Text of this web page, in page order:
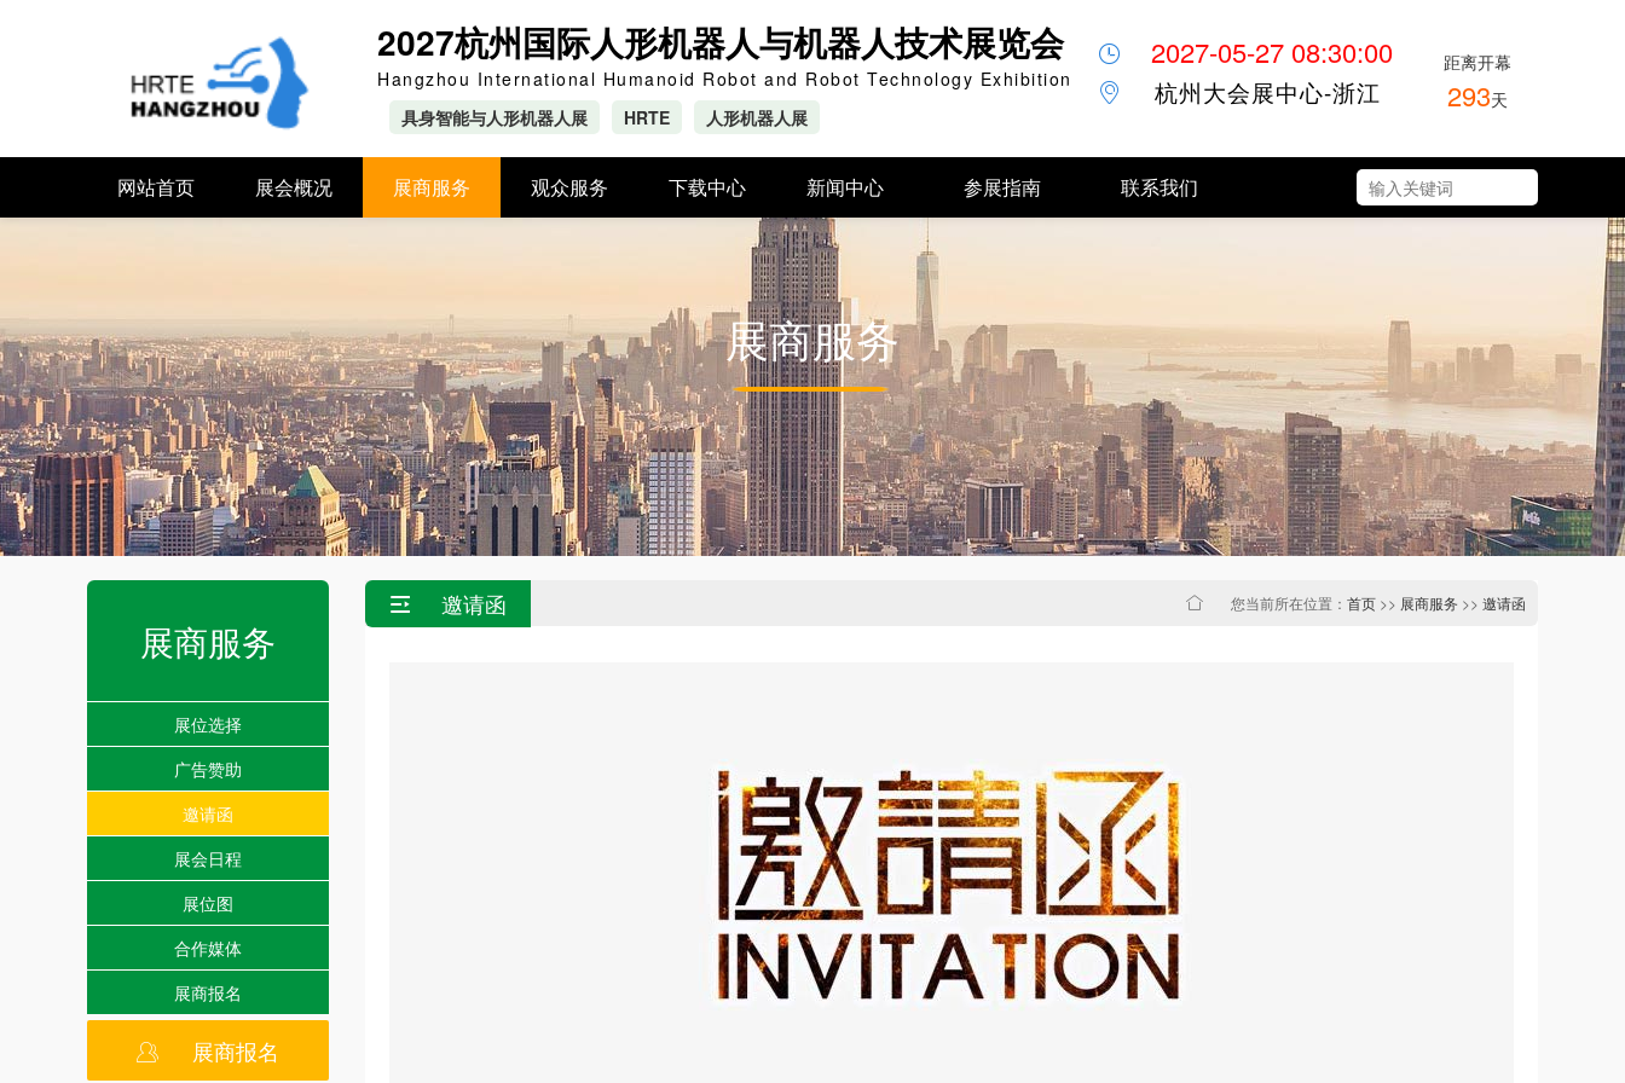
2027杭州国际人形机器人与机器人技术展览会
Hangzhou International Humanoid Robot and Robot Technology Exhibition
具身智能与人形机器人展
HRTE 人形机器人展
距离开幕
293天
2027-05-27 08:30:00
杭州大会展中心-浙江
网站首页
展会概况
展品范围
关于我们
展商服务
邀请函
展会日程
展位图
合作媒体
展商报名
观众服务
观众报名
下载中心
新闻中心
展会动态
行业资讯
参展指南
酒店住宿
签证
城市信息
联系我们
展商服务
展商服务
展位选择
广告赞助
邀请函
展会日程
展位图
合作媒体
展商报名
展商报名
邀请函 您当前所在位置： 首页 >> 展商服务 >> 邀请函